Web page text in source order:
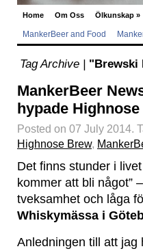
Home Om Oss Ölkunskap »
MankerBeer and Food
Tag Archive | "Brewski
MankerBeer
hypade
Posted on 07 July 2014.
Highnose Brew,
Det finns stunder i
kommer att bli något”
tveksamhet och låga
Whiskymässa i
Anledningen till att jag